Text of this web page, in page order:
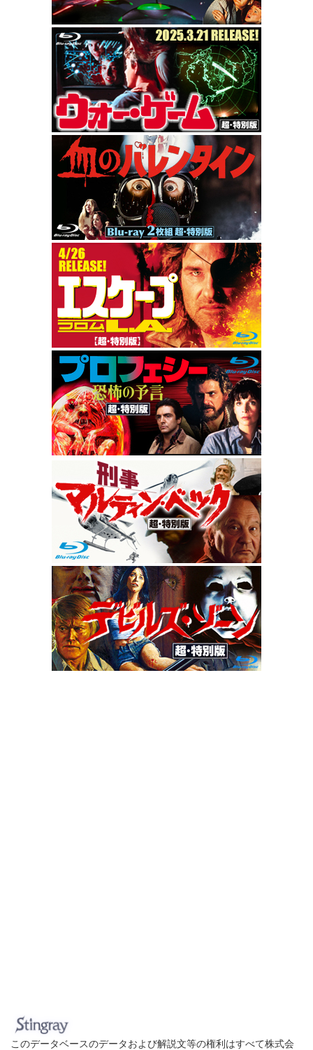
このデータベースのデータおよび解説文等の権利はすべて株式会